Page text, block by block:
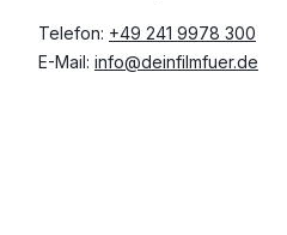
Telefon: +49 241 9978 300
E-Mail: info@deinfilmfuer.de